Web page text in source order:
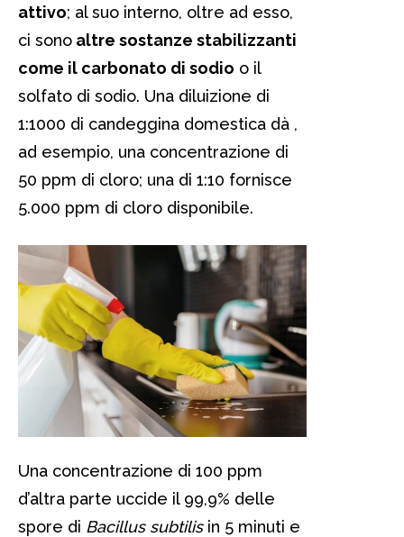
attivo; al suo interno, oltre ad esso,
ci sono altre sostanze stabilizzanti
come il carbonato di sodio o il
solfato di sodio. Una diluizione di
1:1000 di candeggina domestica dà ,
ad esempio, una concentrazione di
50 ppm di cloro; una di 1:10 fornisce
5.000 ppm di cloro disponibile.
Una concentrazione di 100 ppm
d’altra parte uccide il 99,9% delle
spore di Bacillus subtilisin 5 minuti e